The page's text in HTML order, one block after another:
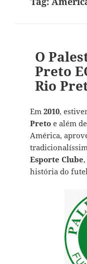
O
Preto
Rio
Em 2010,
Pretoe além
América,
Esporte Clube
história do